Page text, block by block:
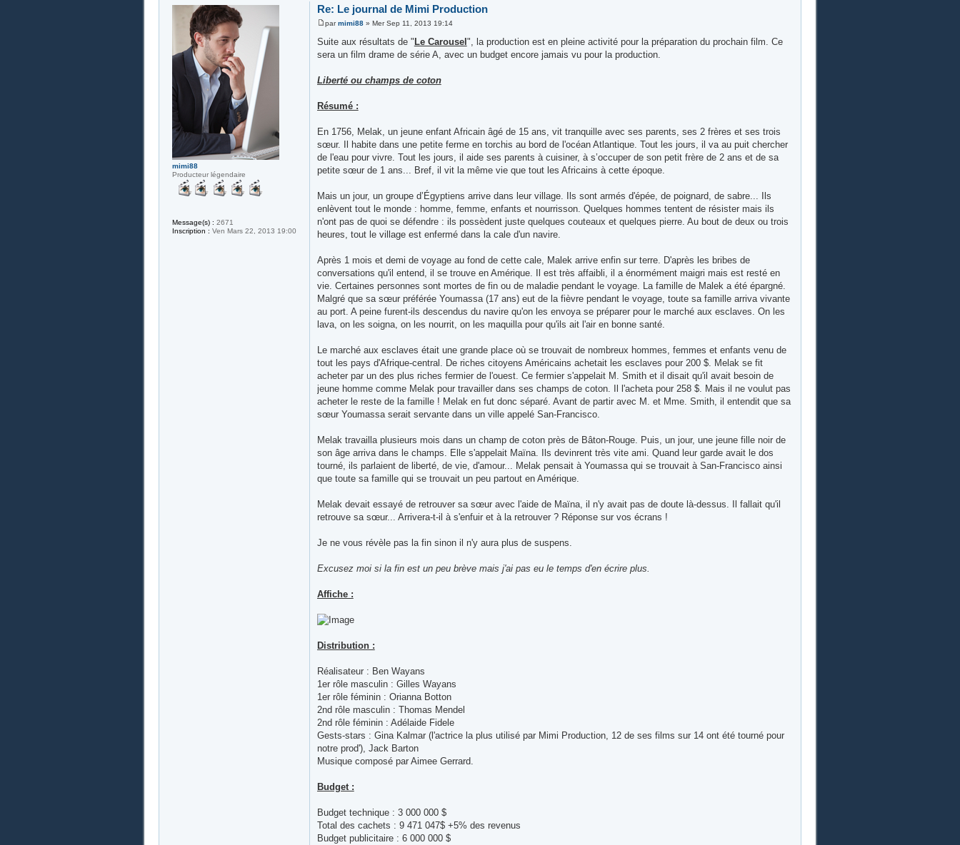
Re: Le journal de Mimi Production
parmimi88» Mer Sep 11, 2013 19:14
Suite aux résultats de "Le Carousel", la production est en pleine activité pour la préparation du prochain film. Ce
sera un film drame de série A, avec un budget encore jamais vu pour la production.
Liberté ou champs de coton
Résumé :
En 1756, Melak, un jeune enfant Africain âgé de 15 ans, vit tranquille avec ses parents, ses 2 frères et ses trois
sœur. Il habite dans une petite ferme en torchis au bord de l'océan Atlantique. Tout les jours, il va au puit chercher
de l'eau pour vivre. Tout les jours, il aide ses parents à cuisiner, à s’occuper de son petit frère de 2 ans et de sa
petite sœur de 1 ans... Bref, il vit la même vie que tout les Africains à cette époque.
Mais un jour, un groupe d’Égyptiens arrive dans leur village. Ils sont armés d'épée, de poignard, de sabre... Ils
enlèvent tout le monde : homme, femme, enfants et nourrisson. Quelques hommes tentent de résister mais ils
n'ont pas de quoi se défendre : ils possèdent juste quelques couteaux et quelques pierre. Au bout de deux ou trois
heures, tout le village est enfermé dans la cale d'un navire.
Après 1 mois et demi de voyage au fond de cette cale, Malek arrive enfin sur terre. D'après les bribes de
conversations qu'il entend, il se trouve en Amérique. Il est très affaibli, il a énormément maigri mais est resté en
vie. Certaines personnes sont mortes de fin ou de maladie pendant le voyage. La famille de Malek a été épargné.
Malgré que sa sœur préférée Youmassa (17 ans) eut de la fièvre pendant le voyage, toute sa famille arriva vivante
au port. A peine furent-ils descendus du navire qu'on les envoya se préparer pour le marché aux esclaves. On les
lava, on les soigna, on les nourrit, on les maquilla pour qu'ils ait l'air en bonne santé.
Le marché aux esclaves était une grande place où se trouvait de nombreux hommes, femmes et enfants venu de
tout les pays d'Afrique-central. De riches citoyens Américains achetait les esclaves pour 200 $. Melak se fit
acheter par un des plus riches fermier de l'ouest. Ce fermier s'appelait M. Smith et il disait qu'il avait besoin de
jeune homme comme Melak pour travailler dans ses champs de coton. Il l'acheta pour 258 $. Mais il ne voulut pas
acheter le reste de la famille ! Melak en fut donc séparé. Avant de partir avec M. et Mme. Smith, il entendit que sa
sœur Youmassa serait servante dans un ville appelé San-Francisco.
Melak travailla plusieurs mois dans un champ de coton près de Bâton-Rouge. Puis, un jour, une jeune fille noir de
son âge arriva dans le champs. Elle s'appelait Maïna. Ils devinrent très vite ami. Quand leur garde avait le dos
tourné, ils parlaient de liberté, de vie, d'amour... Melak pensait à Youmassa qui se trouvait à San-Francisco ainsi
que toute sa famille qui se trouvait un peu partout en Amérique.
Melak devait essayé de retrouver sa sœur avec l'aide de Maïna, il n'y avait pas de doute là-dessus. Il fallait qu'il
retrouve sa sœur... Arrivera-t-il à s'enfuir et à la retrouver ? Réponse sur vos écrans !
Je ne vous révèle pas la fin sinon il n'y aura plus de suspens.
Excusez moi si la fin est un peu brève mais j'ai pas eu le temps d'en écrire plus.
Affiche :
Distribution :
Réalisateur : Ben Wayans
1er rôle masculin : Gilles Wayans
1er rôle féminin : Orianna Botton
2nd rôle masculin : Thomas Mendel
2nd rôle féminin : Adélaide Fidele
Gests-stars : Gina Kalmar (l'actrice la plus utilisé par Mimi Production, 12 de ses films sur 14 ont été tourné pour
notre prod'), Jack Barton
Musique composé par Aimee Gerrard.
Budget :
Budget technique : 3 000 000 $
Total des cachets : 9 471 047$ +5% des revenus
Budget publicitaire : 6 000 000 $
mimi88
Producteur légendaire
Message(s) : 2671
Inscription : Ven Mars 22, 2013 19:00